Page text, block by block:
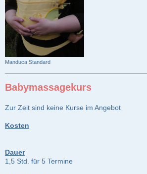
Manduca Standard
Babymassagekurs
Zur Zeit sind keine Kurse im Angebot
Kosten
Dauer
1,5 Std. für 5 Termine